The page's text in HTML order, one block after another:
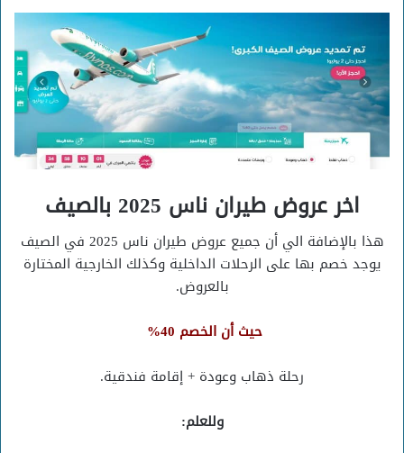
اخر عروض طيران ناس 2025 بالصيف
هذا بالإضافة الي أن جميع عروض طيران ناس 2025 في الصيف
يوجد خصم بها على الرحلات الداخلية وكذلك الخارجية المختارة
بالعروض.
حيث أن الخصم 40%
رحلة ذهاب وعودة + إقامة فندقية.
وللعلم: